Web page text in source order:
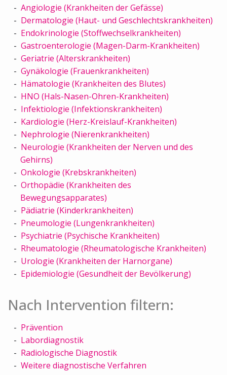
Angiologie (Krankheiten der Gefässe)
Dermatologie (Haut- und Geschlechtskrankheiten)
Endokrinologie (Stoffwechselkrankheiten)
Gastroenterologie (Magen-Darm-Krankheiten)
Geriatrie (Alterskrankheiten)
Gynäkologie (Frauenkrankheiten)
Hämatologie (Krankheiten des Blutes)
HNO (Hals-Nasen-Ohren-Krankheiten)
Infektiologie (Infektionskrankheiten)
Kardiologie (Herz-Kreislauf-Krankheiten)
Nephrologie (Nierenkrankheiten)
Neurologie (Krankheiten der Nerven und des
Gehirns)
Onkologie (Krebskrankheiten)
Orthopädie (Krankheiten des
Bewegungsapparates)
Pädiatrie (Kinderkrankheiten)
Pneumologie (Lungenkrankheiten)
Psychiatrie (Psychische Krankheiten)
Rheumatologie (Rheumatologische Krankheiten)
Urologie (Krankheiten der Harnorgane)
Epidemiologie (Gesundheit der Bevölkerung)
Nach Intervention filtern:
Prävention
Labordiagnostik
Radiologische Diagnostik
Weitere diagnostische Verfahren